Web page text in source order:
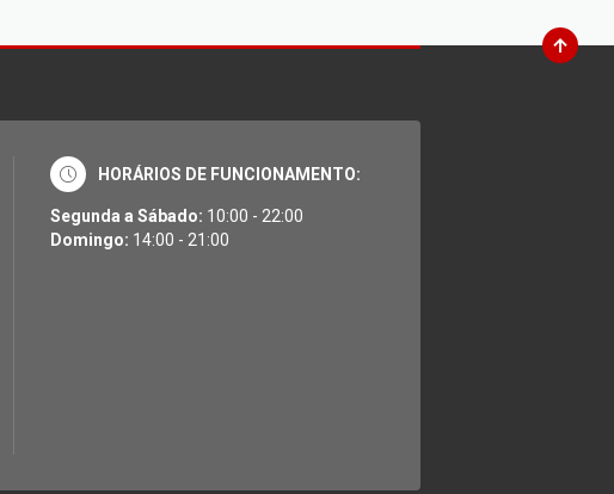
HORÁRIOS DE FUNCIONAMENTO:
Segunda a Sábado: 10:00 - 22:00
Domingo: 14:00 - 21:00